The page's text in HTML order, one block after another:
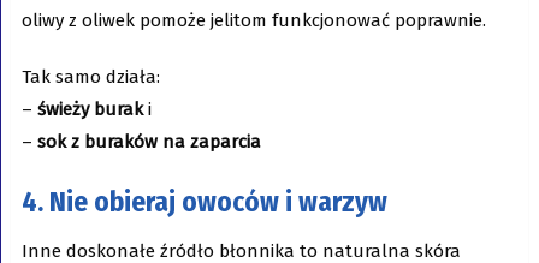
oliwy z oliwek pomoże jelitom funkcjonować poprawnie.
Tak samo działa:
– świeży buraki
– sok z buraków na zaparcia
4. Nie obieraj owoców i warzyw
Inne doskonałe źródło błonnika to naturalna skóra